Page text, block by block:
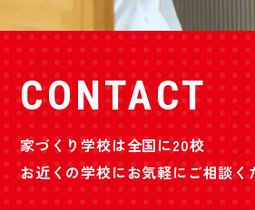
CONTACT
家づくり学校は全国に20校
お近くの学校にお気軽にご相談く